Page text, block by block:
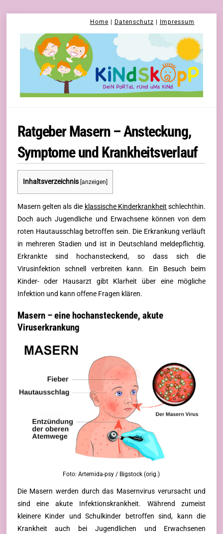
Home Datenschutz Impressum
Ratgeber Masern – Ansteckung,
Symptome und Krankheitsverlauf
Inhaltsverzeichnis [anzeigen]
Masern gelten als die klassische Kinderkrankheit schlechthin.
Doch auch Jugendliche und Erwachsene können von dem
roten Hautausschlag betroffen sein. Die Erkrankung verläuft
in mehreren Stadien und ist in Deutschland meldepflichtig.
Erkrankte sind hochansteckend, so dass sich die
Virusinfektion schnell verbreiten kann. Ein Besuch beim
Kinder- oder Hausarzt gibt Klarheit über eine mögliche
Infektion und kann offene Fragen klären.
Masern – eine hochansteckende, akute
Viruserkrankung
Foto: Artemida-psy / Bigstock (orig.)
Die Masern werden durch das Masernvirus verursacht und
sind eine akute Infektionskrankheit. Während zumeist
kleinere Kinder und Schulkinder betroffen sind, kann die
Krankheit auch bei Jugendlichen und Erwachsenen